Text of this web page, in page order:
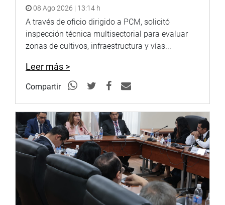
DESPACHO COMISIÓN
08 Ago 2026 | 13:14 h
A través de oficio dirigido a PCM, solicitó
inspección técnica multisectorial para evaluar
zonas de cultivos, infraestructura y vías...
Leer más >
Compartir